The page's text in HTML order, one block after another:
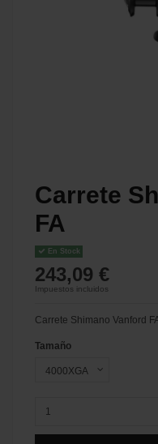
Carrete
FA
En Stock
243,09 €
Impuestos incluidos
Carrete Shimano Vanford
Tamaño